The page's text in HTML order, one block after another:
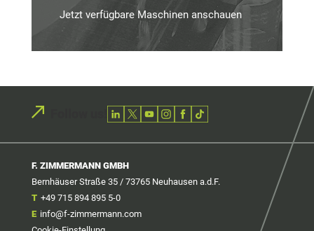
Jetzt verfügbare Maschinen anschauen
F. ZIMMERMANN GMBH
Bernhäuser Straße 35 / 73765 Neuhausen a.d.F.
T +49 715 894 895 5-0
E info@f-zimmermann.com